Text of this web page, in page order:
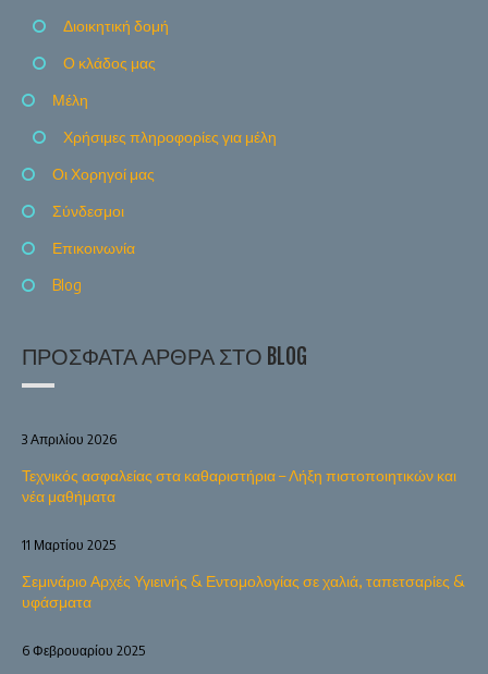
Διοικητική δομή
Ο κλάδος μας
Μέλη
Χρήσιμες πληροφορίες για μέλη
Οι Χορηγοί μας
Σύνδεσμοι
Επικοινωνία
Blog
ΠΡΌΣΦΑΤΑ ΆΡΘΡΑ ΣΤΟ BLOG
Τεχνικός ασφαλείας στα καθαριστήρια – Λήξη πιστοποιητικών και
νέα μαθήματα
3 Απριλίου 2026
Σεμινάριο Αρχές Υγιεινής & Εντομολογίας σε χαλιά, ταπετσαρίες &
υφάσματα
11 Μαρτίου 2025
6 Φεβρουαρίου 2025